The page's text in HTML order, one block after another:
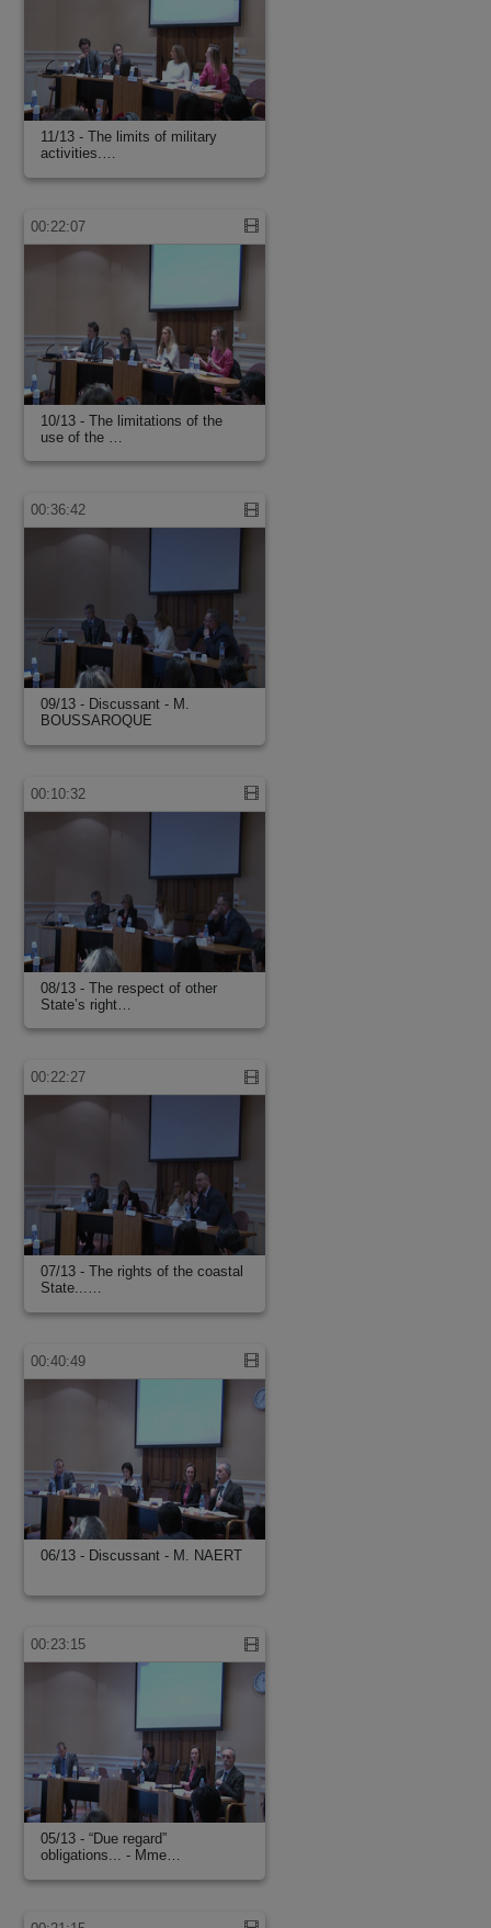
11/13 - The limits of military
activities.…
00:22:07
10/13 - The limitations of the
use of the …
00:36:42
09/13 - Discussant - M.
BOUSSAROQUE
00:10:32
08/13 - The respect of other
State’s right…
00:22:27
07/13 - The rights of the coastal
State...…
00:40:49
06/13 - Discussant - M. NAERT
00:23:15
05/13 - “Due regard”
obligations... - Mme…